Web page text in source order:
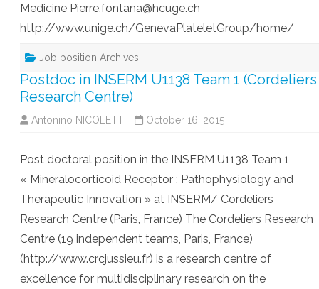
Medicine Pierre.fontana@hcuge.ch
http://www.unige.ch/GenevaPlateletGroup/home/
Job position Archives
Postdoc in INSERM U1138 Team 1 (Cordeliers
Research Centre)
Antonino NICOLETTI October 16, 2015
Post doctoral position in the INSERM U1138 Team 1
« Mineralocorticoid Receptor : Pathophysiology and
Therapeutic Innovation » at INSERM/ Cordeliers
Research Centre (Paris, France) The Cordeliers Research
Centre (19 independent teams, Paris, France)
(http://www.crcjussieu.fr) is a research centre of
excellence for multidisciplinary research on the